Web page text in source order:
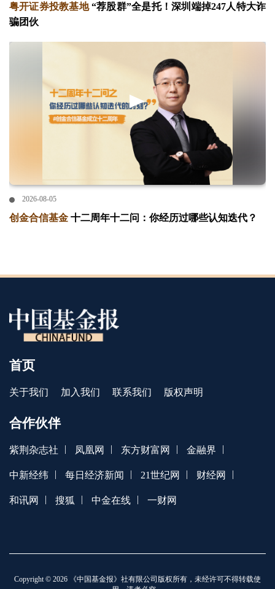
粤开证券投教基地“荐股群”全是托！深圳端掉247人特大诈
骗团伙
2026-08-05
创金合信基金 十二周年十二问：你经历过哪些认知迭代？
首页
关于我们 加入我们 联系我们 版权声明
合作伙伴
紫荆杂志社 | 凤凰网 | 东方财富网 | 金融界 |
中新经纬 | 每日经济新闻 | 21世纪网 | 财经网 |
和讯网 | 搜狐 | 中金在线 | 一财网
Copyright © 2026 《中国基金报》社有限公司版权所有，未经许可不得转载使